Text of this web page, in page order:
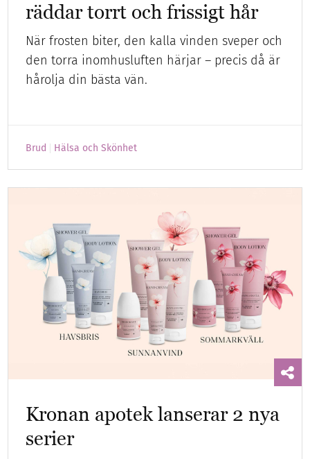
räddar torrt och frissigt hår
När frosten biter, den kalla vinden sveper och
den torra inomhusluften härjar – precis då är
hårolja din bästa vän.
Brud Hälsa och Skönhet
Kronan apotek lanserar 2 nya
serier